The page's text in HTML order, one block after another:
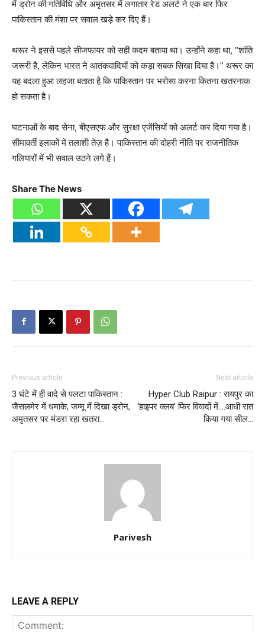
में ड्रोन की गतिविधि और अमृतसर में लगातार रेड अलर्ट ने एक बार फिर
पाकिस्तान की मंशा पर सवाल खड़े कर दिए हैं।
थरूर ने इससे पहले सीजफायर को सही कदम बताया था। उन्होंने कहा था, “शांति
जरूरी है, लेकिन भारत ने आतंकवादियों को कड़ा सबक सिखा दिया है।” थरूर का
यह बदला हुआ लहजा बताता है कि पाकिस्तान पर भरोसा करना कितना खतरनाक
हो सकता है।
घटनाओं के बाद सेना, बीएसएफ और सुरक्षा एजेंसियों को अलर्ट कर दिया गया है।
सीमावर्ती इलाकों में तलाशी तेज़ है। पाकिस्तान की दोहरी नीति पर राजनीतिक
गलियारों में भी सवाल उठने लगे हैं।
Share The News
Previous article
3 घंटे में ही वादे से पलटा पाकिस्तान :
जैसलमेर में धमाके, जम्मू में दिखा ड्रोन,
अमृतसर पर मंडरा रहा खतरा…
Next article
Hyper Club Raipur : रायपुर का
‘हाइपर क्लब’ फिर विवादों में….आधी रात
किया गया सील…
Parivesh
LEAVE A REPLY